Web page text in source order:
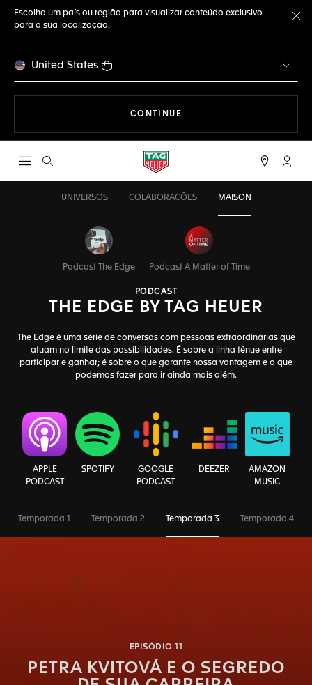
Escolha um país ou região para visualizar conteúdo exclusivo
para a sua localização.
United States
CONTINUE
Abrir a busca Conta
UNIVERSOS COLABORAÇÕES MAISON
Podcast The Edge Podcast A Matter of Time
PODCAST
THE EDGE BY TAG HEUER
The Edge é uma série de conversas com pessoas extraordinárias que
atuam no limite das possibilidades. É sobre a linha tênue entre
participar e ganhar; é sobre o que garante nossa vantagem e o que
podemos fazer para ir ainda mais além.
APPLE
PODCAST
SPOTIFY
GOOGLE
PODCAST
DEEZER
AMAZON
MUSIC
Temporada 1 Temporada 2 Temporada 3 Temporada 4
EPISÓDIO 11
PETRA KVITOVÁ E O SEGREDO